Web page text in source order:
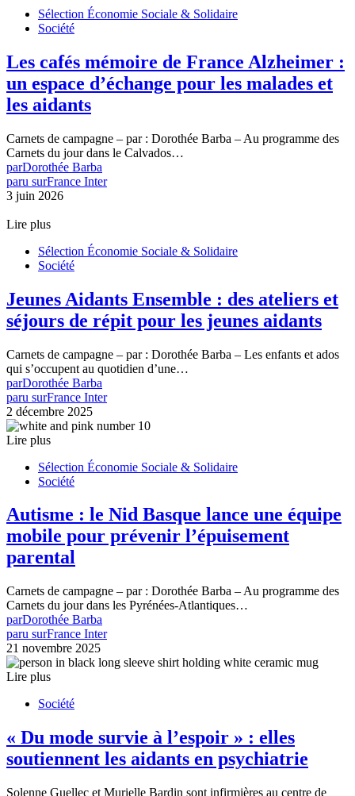
Sélection Économie Sociale & Solidaire
Société
Les cafés mémoire de France Alzheimer :
un espace d’échange pour les malades et
les aidants
Carnets de campagne – par : Dorothée Barba – Au programme des
Carnets du jour dans le Calvados…
parDorothée Barba
paru surFrance Inter
3 juin 2026
Lire plus
Sélection Économie Sociale & Solidaire
Société
Jeunes Aidants Ensemble : des ateliers et
séjours de répit pour les jeunes aidants
Carnets de campagne – par : Dorothée Barba – Les enfants et ados
qui s’occupent au quotidien d’une…
parDorothée Barba
paru surFrance Inter
2 décembre 2025
Lire plus
Sélection Économie Sociale & Solidaire
Société
Autisme : le Nid Basque lance une équipe
mobile pour prévenir l’épuisement
parental
Carnets de campagne – par : Dorothée Barba – Au programme des
Carnets du jour dans les Pyrénées-Atlantiques…
parDorothée Barba
paru surFrance Inter
21 novembre 2025
Lire plus
Société
« Du mode survie à l’espoir » : elles
soutiennent les aidants en psychiatrie
Solenne Guellec et Murielle Bardin sont infirmières au centre de